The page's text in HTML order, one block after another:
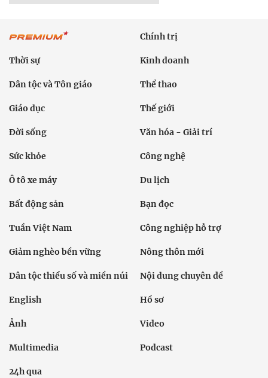
Chính trị
Thời sự Kinh doanh
Dân tộc và Tôn giáo Thể thao
Giáo dục Thế giới
Đời sống Văn hóa - Giải trí
Sức khỏe Công nghệ
Ô tô xe máy Du lịch
Bất động sản Bạn đọc
Tuần Việt Nam Công nghiệp hỗ trợ
Giảm nghèo bền vững Nông thôn mới
Dân tộc thiểu số và miền núi Nội dung chuyên đề
English Hồ sơ
Ảnh Video
Multimedia Podcast
24h qua